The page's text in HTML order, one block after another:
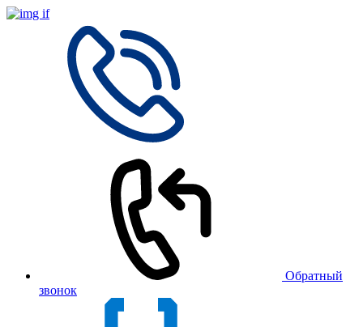
Обратный
звонок